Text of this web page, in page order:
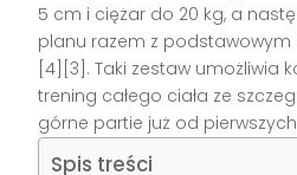
5 cm i ciężar do 20 kg, a
planu razem z podstawowym
[4][3]. Taki zestaw umożliwia
trening całego ciała ze
górne partie już od
Spis treści